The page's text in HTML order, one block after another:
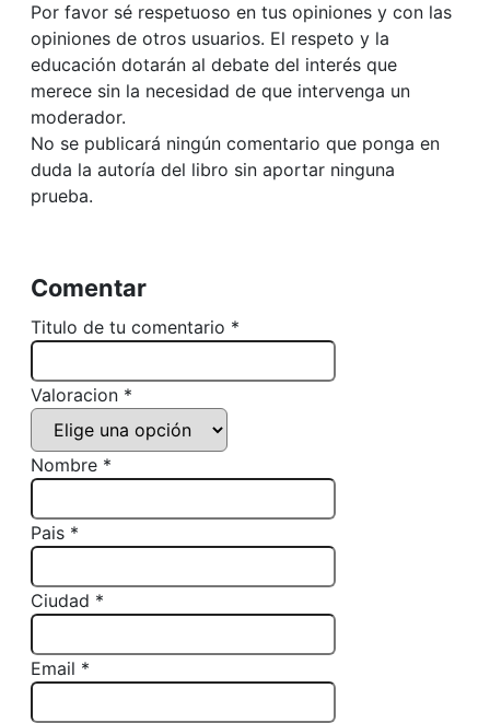
Por favor sé respetuoso en tus opiniones y con las
opiniones de otros usuarios. El respeto y la
educación dotarán al debate del interés que
merece sin la necesidad de que intervenga un
moderador.
No se publicará ningún comentario que ponga en
duda la autoría del libro sin aportar ninguna
prueba.
Comentar
Titulo de tu comentario *
Valoracion *
Nombre *
Pais *
Ciudad *
Email *